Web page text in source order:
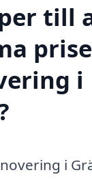
till
i
i